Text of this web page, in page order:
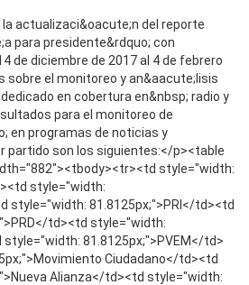
la actualizaci&oacute;n del reporte
para presidente&rdquo; con
de diciembre de 2017 al 4 de febrero
sobre el monitoreo y an&aacute;lisis
en cobertura en&nbsp; radio y
para el monitoreo de
en programas de noticias y
partido son los siguientes:</p><table
style="width:
style="width:
style="width: 81.8125px;">PRI</td><td
td><td style="width:
81.8125px;">PVEM</td>
Ciudadano</td><td
Alianza</td><td style="width: